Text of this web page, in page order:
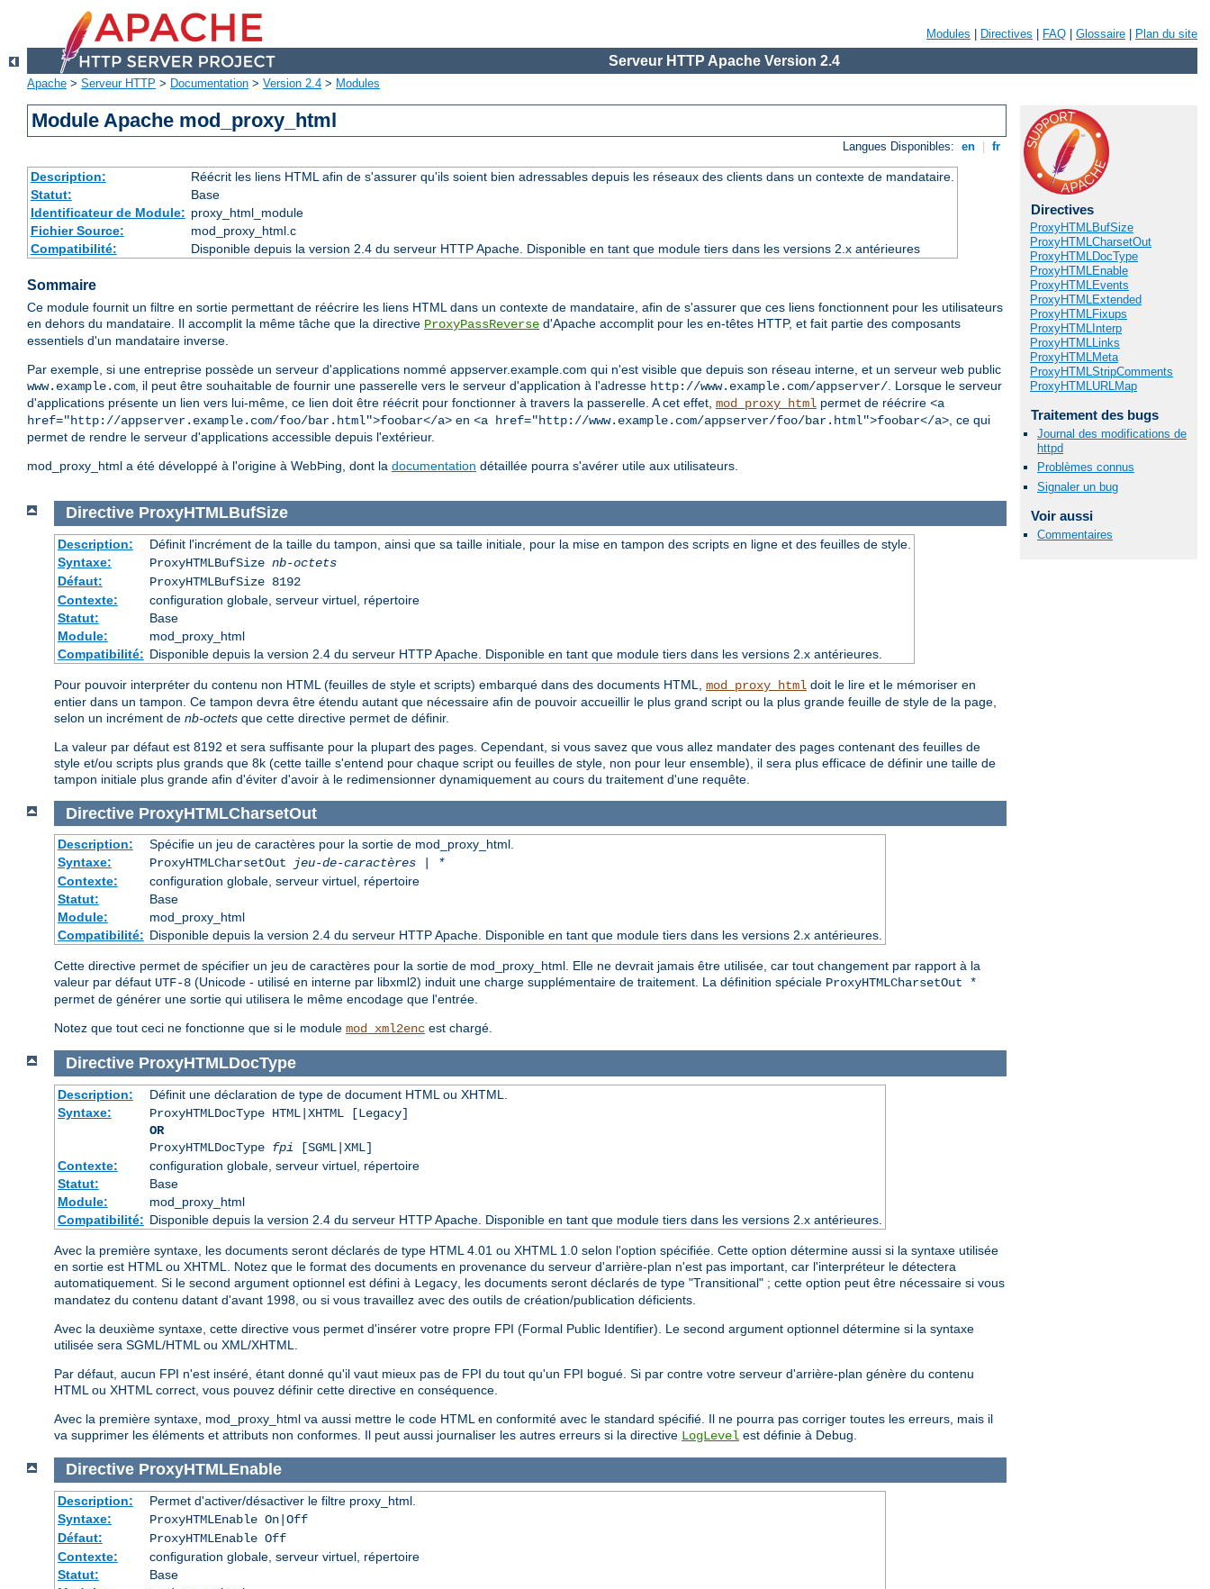
Modules Directives FAQ Glossaire Plan du site
Serveur HTTP Apache Version 2.4
Apache > Serveur HTTP > Documentation > Version 2.4 > Modules
Module Apache mod_proxy_html
Langues Disponibles: en fr
Description:
Réécrit les liens HTML afin de s'assurer qu'ils soient bien adressables depuis les réseaux des clients dans un contexte de mandataire.
Statut:
Base
Identificateur de Module: proxy_html_module
Fichier Source:
mod_proxy_html.c
Compatibilité:
Disponible depuis la version 2.4 du serveur HTTP Apache. Disponible en tant que module tiers dans les versions 2.x antérieures
Sommaire
Ce module fournit un filtre en sortie permettant de réécrire les liens HTML dans un contexte de mandataire, afin de s'assurer que ces liens fonctionnent pour les utilisateurs
en dehors du mandataire. Il accomplit la même tâche que la directive ProxyPassReverse d'Apache accomplit pour les en-têtes HTTP, et fait partie des composants
essentiels d'un mandataire inverse.
Par exemple, si une entreprise possède un serveur d'applications nommé appserver.example.com qui n'est visible que depuis son réseau interne, et un serveur web public
www.example.com, il peut être souhaitable de fournir une passerelle vers le serveur d'application à l'adresse http://www.example.com/appserver/. Lorsque le serveur
d'applications présente un lien vers lui-même, ce lien doit être réécrit pour fonctionner à travers la passerelle. A cet effet, mod_proxy_html permet de réécrire <a
href="http://appserver.example.com/foo/bar.html">foobar</a> en <a href="http://www.example.com/appserver/foo/bar.html">foobar</a>, ce qui
permet de rendre le serveur d'applications accessible depuis l'extérieur.
mod_proxy_html a été développé à l'origine à WebÞing, dont la documentation détaillée pourra s'avérer utile aux utilisateurs.
Directives
ProxyHTMLBufSize
ProxyHTMLCharsetOut
ProxyHTMLDocType
ProxyHTMLEnable
ProxyHTMLEvents
ProxyHTMLExtended
ProxyHTMLFixups
ProxyHTMLInterp
ProxyHTMLLinks
ProxyHTMLMeta
ProxyHTMLStripComments
ProxyHTMLURLMap
Traitement des bugs
Journal des modifications de
httpd
Problèmes connus
Signaler un bug
Voir aussi
Commentaires
Directive ProxyHTMLBufSize
Description:
Définit l'incrément de la taille du tampon, ainsi que sa taille initiale, pour la mise en tampon des scripts en ligne et des feuilles de style.
Syntaxe:
ProxyHTMLBufSize nb-octets
Défaut:
ProxyHTMLBufSize 8192
Contexte:
configuration globale, serveur virtuel, répertoire
Statut:
Base
Module:
mod_proxy_html
Compatibilité: Disponible depuis la version 2.4 du serveur HTTP Apache. Disponible en tant que module tiers dans les versions 2.x antérieures.
Pour pouvoir interpréter du contenu non HTML (feuilles de style et scripts) embarqué dans des documents HTML, mod_proxy_html doit le lire et le mémoriser en
entier dans un tampon. Ce tampon devra être étendu autant que nécessaire afin de pouvoir accueillir le plus grand script ou la plus grande feuille de style de la page,
selon un incrément de nb-octets que cette directive permet de définir.
La valeur par défaut est 8192 et sera suffisante pour la plupart des pages. Cependant, si vous savez que vous allez mandater des pages contenant des feuilles de
style et/ou scripts plus grands que 8k (cette taille s'entend pour chaque script ou feuilles de style, non pour leur ensemble), il sera plus efficace de définir une taille de
tampon initiale plus grande afin d'éviter d'avoir à le redimensionner dynamiquement au cours du traitement d'une requête.
Directive ProxyHTMLCharsetOut
Description:
Spécifie un jeu de caractères pour la sortie de mod_proxy_html.
Syntaxe:
ProxyHTMLCharsetOut
jeu-de-caractères | *
Contexte:
configuration globale, serveur virtuel, répertoire
Statut:
Base
Module:
mod_proxy_html
Compatibilité: Disponible depuis la version 2.4 du serveur HTTP Apache. Disponible en tant que module tiers dans les versions 2.x antérieures.
Cette directive permet de spécifier un jeu de caractères pour la sortie de mod_proxy_html. Elle ne devrait jamais être utilisée, car tout changement par rapport à la
valeur par défaut UTF-8 (Unicode - utilisé en interne par libxml2) induit une charge supplémentaire de traitement. La définition spéciale ProxyHTMLCharsetOut *
permet de générer une sortie qui utilisera le même encodage que l'entrée.
Notez que tout ceci ne fonctionne que si le module mod_xml2enc est chargé.
Directive ProxyHTMLDocType
Description:
Définit une déclaration de type de document HTML ou XHTML.
Syntaxe:
ProxyHTMLDocType HTML|XHTML [Legacy]
OR
ProxyHTMLDocType fpi [SGML|XML]
Contexte:
configuration globale, serveur virtuel, répertoire
Statut:
Base
Module:
mod_proxy_html
Compatibilité: Disponible depuis la version 2.4 du serveur HTTP Apache. Disponible en tant que module tiers dans les versions 2.x antérieures.
Avec la première syntaxe, les documents seront déclarés de type HTML 4.01 ou XHTML 1.0 selon l'option spécifiée. Cette option détermine aussi si la syntaxe utilisée
en sortie est HTML ou XHTML. Notez que le format des documents en provenance du serveur d'arrière-plan n'est pas important, car l'interpréteur le détectera
automatiquement. Si le second argument optionnel est défini à Legacy , les documents seront déclarés de type "Transitional" ; cette option peut être nécessaire si vous
mandatez du contenu datant d'avant 1998, ou si vous travaillez avec des outils de création/publication déficients.
Avec la deuxième syntaxe, cette directive vous permet d'insérer votre propre FPI (Formal Public Identifier). Le second argument optionnel détermine si la syntaxe
utilisée sera SGML/HTML ou XML/XHTML.
Par défaut, aucun FPI n'est inséré, étant donné qu'il vaut mieux pas de FPI du tout qu'un FPI bogué. Si par contre votre serveur d'arrière-plan génère du contenu
HTML ou XHTML correct, vous pouvez définir cette directive en conséquence.
Avec la première syntaxe, mod_proxy_html va aussi mettre le code HTML en conformité avec le standard spécifié. Il ne pourra pas corriger toutes les erreurs, mais il
va supprimer les éléments et attributs non conformes. Il peut aussi journaliser les autres erreurs si la directive LogLevel est définie à Debug.
Directive ProxyHTMLEnable
Description:
Permet d'activer/désactiver le filtre proxy_html.
Syntaxe:
ProxyHTMLEnable On|Off
Défaut:
ProxyHTMLEnable Off
Contexte:
configuration globale, serveur virtuel, répertoire
Statut:
Base